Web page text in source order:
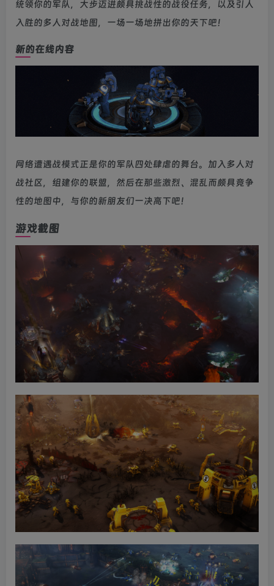
统领你的军队，大步迈进颇具挑战性的战役任务，以及引人
入胜的多人对战地图，一场一场地拼出你的天下吧！
新的在线内容
网络遭遇战模式正是你的军队四处肆虐的舞台。加入多人对
战社区，组建你的联盟，然后在那些激烈、混乱而颇具竞争
性的地图中，与你的新朋友们一决高下吧！
游戏截图